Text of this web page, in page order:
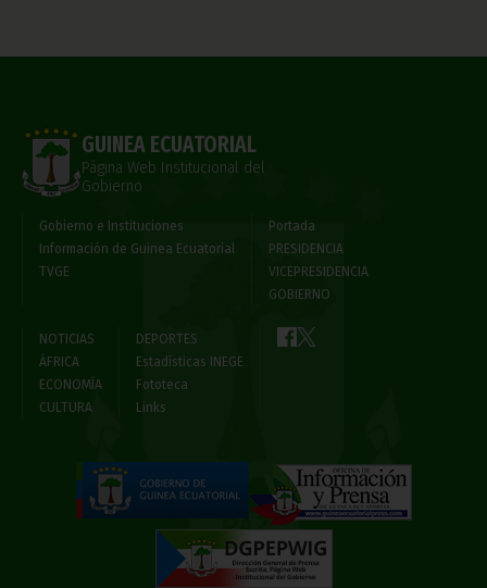
GUINEA ECUATORIAL
Página Web Institucional del
Gobierno
Gobierno e Instituciones
Información de Guinea Ecuatorial
TVGE
Portada
PRESIDENCIA
VICEPRESIDENCIA
GOBIERNO
NOTICIAS
ÁFRICA
ECONOMÍA
CULTURA
DEPORTES
Estadísticas INEGE
Fototeca
Links